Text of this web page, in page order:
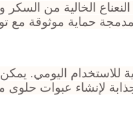
الخالية من السكر
حماية موثوقة مع
اليومي. يمكن
لإنشاء عبوات حلوى